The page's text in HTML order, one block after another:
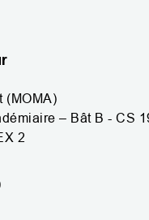
(MOMA)
– Bât B - CS
2